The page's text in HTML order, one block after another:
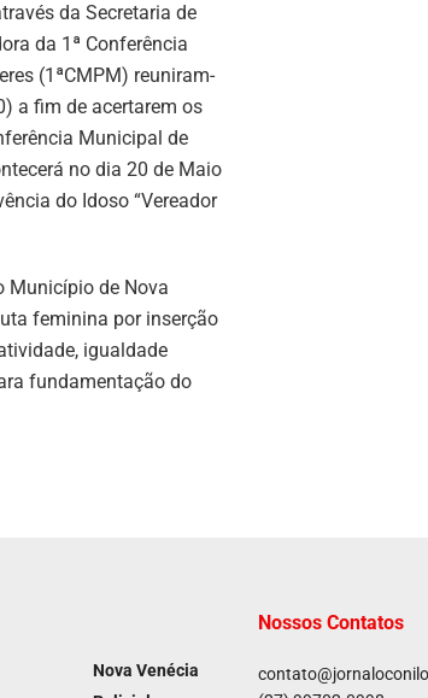
da Secretaria de
da 1ª Conferência
(1ªCMPM) reuniram-
a fim de acertarem os
Municipal de
no dia 20 de Maio
do Idoso “Vereador
Município de Nova
feminina por inserção
igualdade
fundamentação do
Nova Venécia
Nossos Contatos